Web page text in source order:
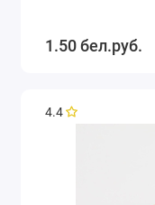
1.50 бел.руб.
4.4